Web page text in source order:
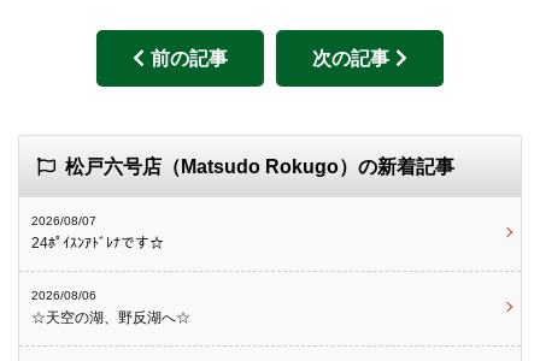
前の記事 次の記事
松戸六号店（Matsudo Rokugo）の新着記事
2026/08/07
24ﾎﾟｲｽﾝｱﾄﾞﾚﾅです☆
2026/08/06
☆天空の湖、野反湖へ☆